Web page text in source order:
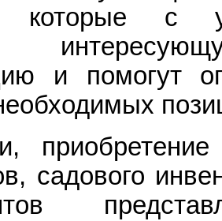
которые с
и помогут
садового